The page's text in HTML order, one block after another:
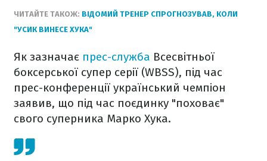
ЧИТАЙТЕ ТАКОЖ: ВІДОМИЙ ТРЕНЕР СПРОГНОЗУВАВ, КОЛИ
"УСИК ВИНЕСЕ ХУКА"
Як зазначає прес-служба Всесвітньої
боксерської супер серії (WBSS), під час
прес-конференції український чемпіон
заявив, що під час поєдинку "поховає"
свого суперника Марко Хука.